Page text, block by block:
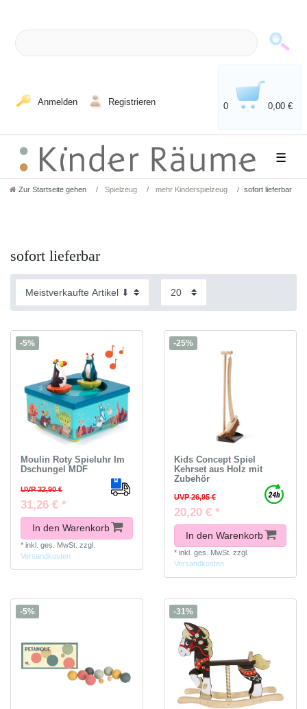
Anmelden Registrieren 0 0,00 €
☰
Zur Startseite gehen Spielzeug mehr Kinderspielzeug sofort lieferbar
sofort lieferbar
-5%
Moulin Roty Spieluhr Im
Dschungel MDF
UVP 32,90 €
31,26 € *
In den Warenkorb
* inkl. ges. MwSt. zzgl.
Versandkosten
-25%
Kids Concept Spiel
Kehrset aus Holz mit
Zubehör
UVP 26,95 €
20,20 € *
In den Warenkorb
* inkl. ges. MwSt. zzgl.
Versandkosten
-5% -31%